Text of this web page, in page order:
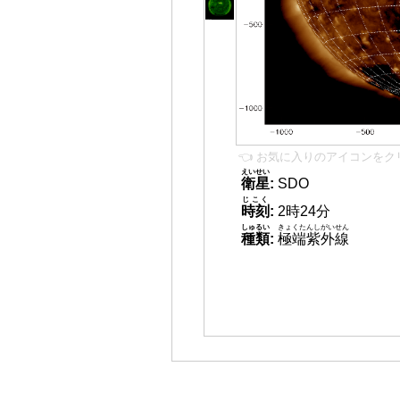
👈 お気に入りのアイコンをク
衛星
えいせい
: SDO
時刻
じこく
: 2時24分
種類
しゅるい
: 極端紫外線
きょくたんしがいせん